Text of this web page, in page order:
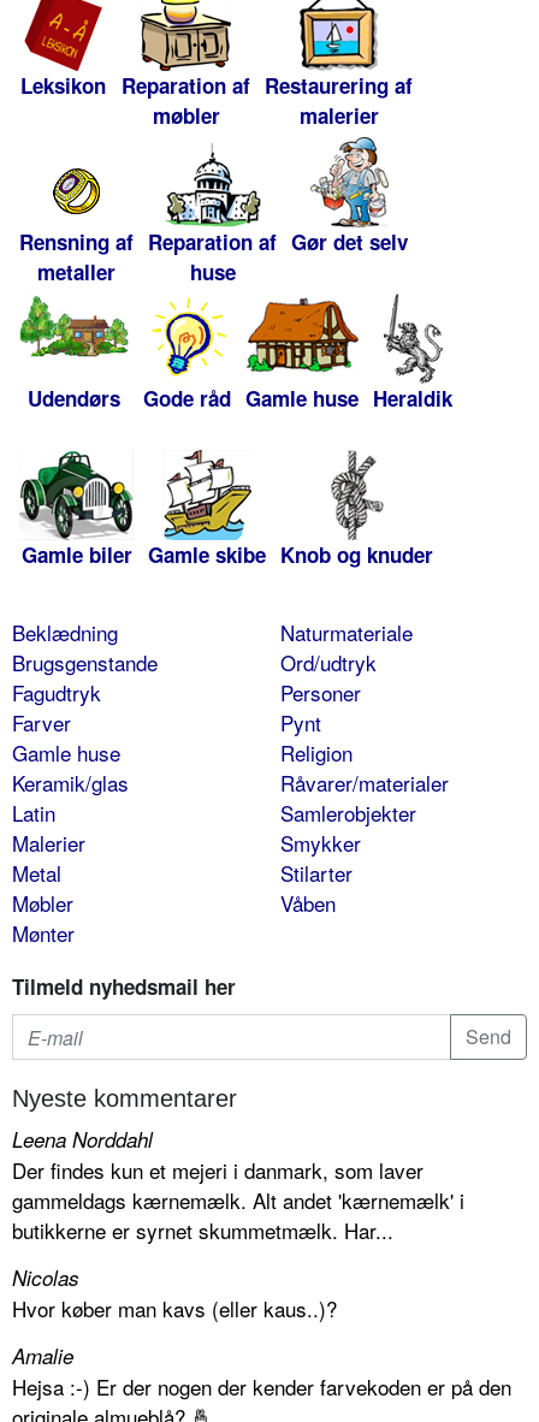
Leksikon Reparation af
møbler
Restaurering af
malerier
Rensning af
metaller
Reparation af
huse
Gør det selv
Udendørs Gode råd Gamle huse Heraldik
Gamle biler Gamle skibe Knob og knuder
Beklædning
Brugsgenstande
Fagudtryk
Farver
Gamle huse
Keramik/glas
Latin
Malerier
Metal
Møbler
Mønter
Naturmateriale
Ord/udtryk
Personer
Pynt
Religion
Råvarer/materialer
Samlerobjekter
Smykker
Stilarter
Våben
Tilmeld nyhedsmail her
Nyeste kommentarer
Leena Norddahl
Der findes kun et mejeri i danmark, som laver
gammeldags kærnemælk. Alt andet 'kærnemælk' i
butikkerne er syrnet skummetmælk. Har...
Nicolas
Hvor køber man kavs (eller kaus..)?
Amalie
Hejsa :-) Er der nogen der kender farvekoden er på den